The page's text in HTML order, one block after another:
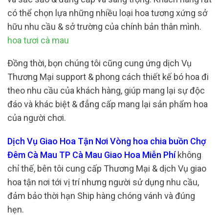
có thể chọn lựa những nhiều loại hoa tương xứng sở
hữu nhu cầu & sở trường của chính bản thân mình.
hoa tươi cà mau
Đồng thời, bọn chúng tôi cũng cung ứng dịch Vụ
Thương Mại support & phong cách thiết kế bó hoa đi
theo nhu cầu của khách hàng, giúp mang lại sự độc
đáo và khác biệt & đẳng cấp mang lại sản phẩm hoa
của người chơi.
Dịch Vụ Giao Hoa Tận Nơi Vòng hoa chia buồn Chợ
Đêm Cà Mau TP Cà Mau Giao Hoa Miễn Phíkhông
chỉ thế, bên tôi cung cấp Thương Mại & dịch Vụ giao
hoa tận nơi tới vị trí nhưng người sử dụng nhu cầu,
đảm bảo thời hạn Ship hàng chóng vánh và đúng
hẹn.